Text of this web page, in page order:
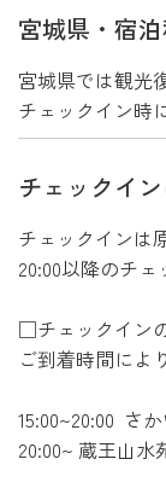
宮城県・宿
宮城県では観光
チェックイン時
チェックイ
チェックインは
20:00以降のチ
□チェックイン
ご到着時間によ
15:00~20:00 さ
20:00~ 蔵王山水